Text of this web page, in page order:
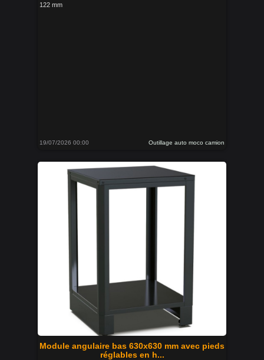
122 mm
19/07/2026 00:00 Outillage auto moco camion
Module angulaire bas 630x630 mm avec pieds
réglables en h...